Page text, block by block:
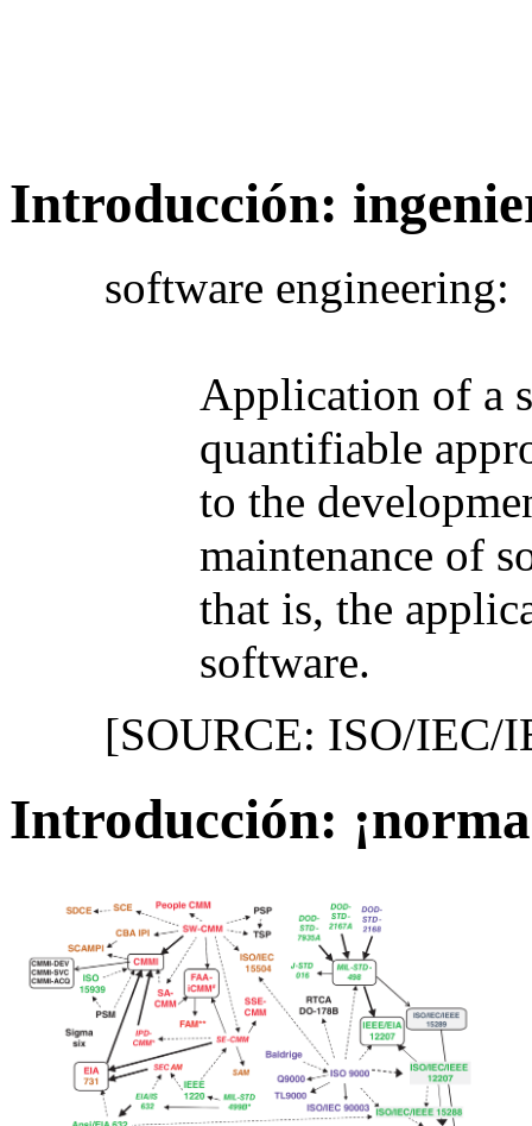
Introducción:
software engineering:
Application of a
quantifiable
to the
maintenance of
that is, the
software.
[SOURCE: ISO/IEC/
Introducción: